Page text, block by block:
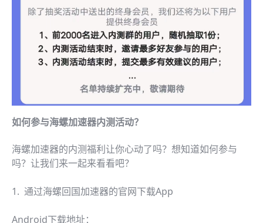
如何参与海螺加速器内测活动？
海螺加速器的内测福利让你心动了吗？想知道如何参与
吗？让我们来一起来看看吧？
1. 通过海螺回国加速器的官网下载App
Android下载地址：